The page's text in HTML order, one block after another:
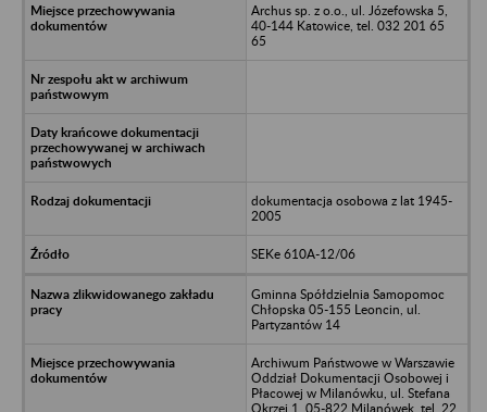
Archus sp. z o.o., ul. Józefowska 5,
40-144 Katowice, tel. 032 201 65
65
dokumentacja osobowa z lat 1945-
2005
SEKe 610A-12/06
Gminna Spółdzielnia Samopomoc
Chłopska 05-155 Leoncin, ul.
Partyzantów 14
Archiwum Państwowe w Warszawie
Oddział Dokumentacji Osobowej i
Płacowej w Milanówku, ul. Stefana
Okrzei 1, 05-822 Milanówek, tel. 22